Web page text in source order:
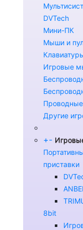
DVTech
Мини-ПК
Мыши и
Игровые
Другие
+-
приставки
8bit